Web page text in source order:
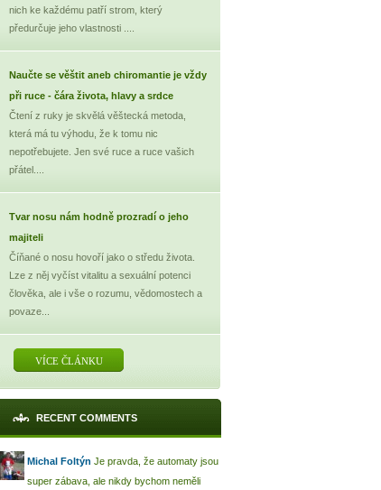
nich ke každému patří strom, který
předurčuje jeho vlastnosti ....
Naučte se věštit aneb chiromantie je vždy
při ruce - čára života, hlavy a srdce
Čtení z ruky je skvělá věštecká metoda,
která má tu výhodu, že k tomu nic
nepotřebujete. Jen své ruce a ruce vašich
přátel....
Tvar nosu nám hodně prozradí o jeho
majiteli
Číňané o nosu hovoří jako o středu života.
Lze z něj vyčíst vitalitu a sexuální potenci
člověka, ale i vše o rozumu, vědomostech a
povaze...
VÍCE ČLÁNKU
RECENT COMMENTS
Michal Foltýn Je pravda, že automaty jsou
super zábava, ale nikdy bychom neměli